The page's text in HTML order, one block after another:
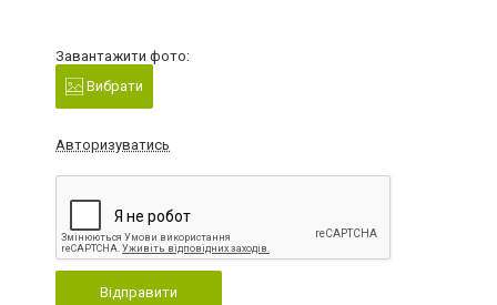
Завантажити фото:
Вибрати
Авторизуватись
Відправити